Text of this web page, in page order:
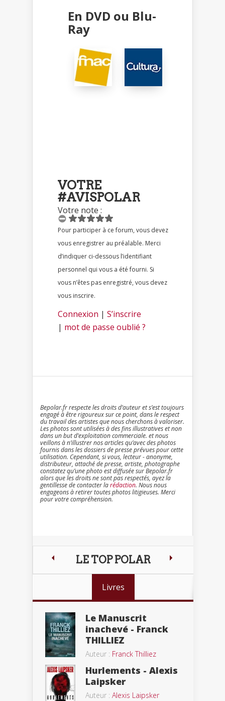
En DVD ou Blu-
Ray
VOTRE
#AVISPOLAR
Votre note :
Pour participer à ce forum, vous devez
vous enregistrer au préalable. Merci
d’indiquer ci-dessous l’identifiant
personnel qui vous a été fourni. Si
vous n’êtes pas enregistré, vous devez
vous inscrire.
Connexion | S’inscrire
| mot de passe oublié ?
Bepolar.fr respecte les droits d’auteur et s’est toujours
engagé à être rigoureux sur ce point, dans le respect
du travail des artistes que nous cherchons à valoriser.
Les photos sont utilisées à des fins illustratives et non
dans un but d’exploitation commerciale. et nous
veillons à n’illustrer nos articles qu’avec des photos
fournis dans les dossiers de presse prévues pour cette
utilisation. Cependant, si vous, lecteur - anonyme,
distributeur, attaché de presse, artiste, photographe
constatez qu’une photo est diffusée sur Bepolar.fr
alors que les droits ne sont pas respectés, ayez la
gentillesse de contacter larédaction. Nous nous
engageons à retirer toutes photos litigieuses. Merci
pour votre compréhension.
LE TOP POLAR
Livres
Le Manuscrit
inachevé - Franck
THILLIEZ
Auteur : Franck Thilliez
Hurlements - Alexis
Laipsker
Auteur : Alexis Laipsker